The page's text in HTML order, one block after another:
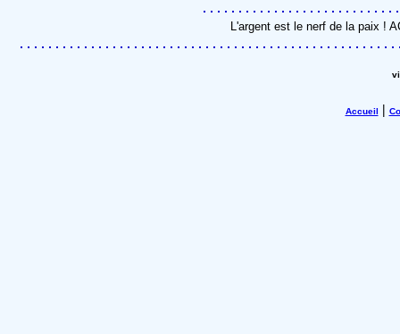
L'argent est le nerf de la paix !
Accueil |